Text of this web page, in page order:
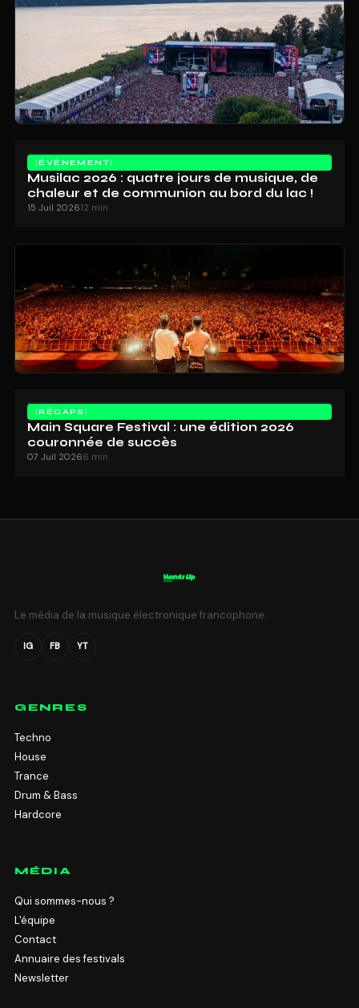
ÉVÈNEMENT
Musilac 2026 : quatre jours de musique, de
chaleur et de communion au bord du lac !
15 Juil 202612 min
RÉCAPS
Main Square Festival : une édition 2026
couronnée de succès
07 Juil 20266 min
Le média de la musique électronique francophone.
IG FB YT
GENRES
Techno
House
Trance
Drum & Bass
Hardcore
MÉDIA
Qui sommes-nous ?
L'équipe
Contact
Annuaire des festivals
Newsletter